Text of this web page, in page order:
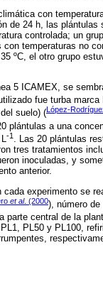
con
de 24 h, las
controlada; un
temperaturas no
ºC, el otro grupo
5 ICAMEX, se
fue turba marca
suelo) ( López-
plántulas a una
-1 . Las 20 plántulas
tres tratamientos
inoculadas, y
anterior.
experimento se
et al. (2000), número
parte central de la
PL50 y PL100,